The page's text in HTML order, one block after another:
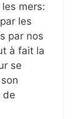
mers:
les
par nos
à fait la
se
de